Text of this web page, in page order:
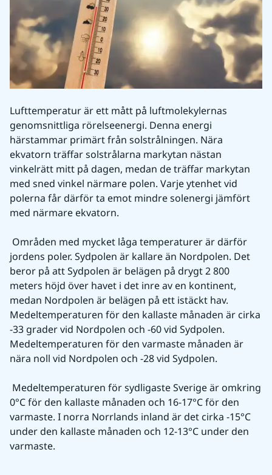
Lufttemperatur är ett mått på luftmolekylernas
genomsnittliga rörelseenergi. Denna energi
härstammar primärt från solstrålningen. Nära
ekvatorn träffar solstrålarna markytan nästan
vinkelrätt mitt på dagen, medan de träffar markytan
med sned vinkel närmare polen. Varje ytenhet vid
polerna får därför ta emot mindre solenergi jämfört
med närmare ekvatorn.
jordens poler. Sydpolen är kallare än Nordpolen. Det
beror på att Sydpolen är belägen på drygt 2 800
meters höjd över havet i det inre av en kontinent,
medan Nordpolen är belägen på ett istäckt hav.
Medeltemperaturen för den kallaste månaden är cirka
-33 grader vid Nordpolen och -60 vid Sydpolen.
Medeltemperaturen för den varmaste månaden är
nära noll vid Nordpolen och -28 vid Sydpolen.
0°C för den kallaste månaden och 16-17°C för den
varmaste. I norra Norrlands inland är det cirka -15°C
under den kallaste månaden och 12-13°C under den
varmaste.